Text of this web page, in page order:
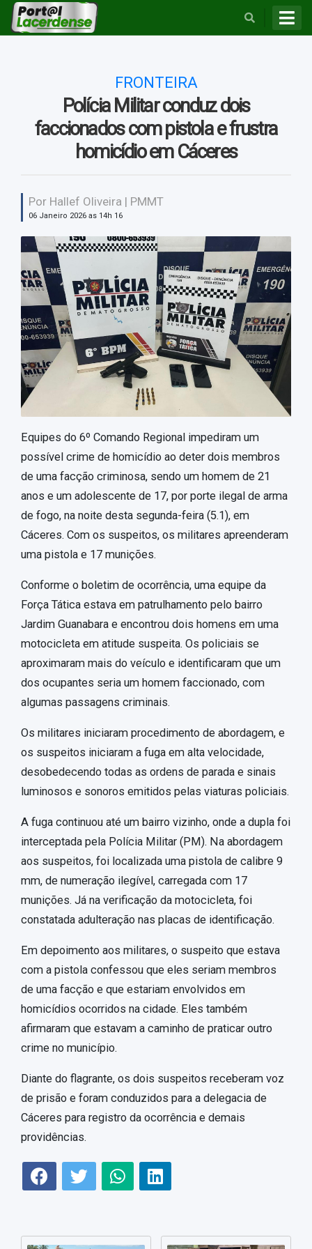
FRONTEIRA
Polícia Militar conduz dois
faccionados com pistola e frustra
homicídio em Cáceres
Por Hallef Oliveira | PMMT
06 Janeiro 2026 as 14h 16
Equipes do 6º Comando Regional impediram um
possível crime de homicídio ao deter dois membros
de uma facção criminosa, sendo um homem de 21
anos e um adolescente de 17, por porte ilegal de arma
de fogo, na noite desta segunda-feira (5.1), em
Cáceres. Com os suspeitos, os militares apreenderam
uma pistola e 17 munições.
Conforme o boletim de ocorrência, uma equipe da
Força Tática estava em patrulhamento pelo bairro
Jardim Guanabara e encontrou dois homens em uma
motocicleta em atitude suspeita. Os policiais se
aproximaram mais do veículo e identificaram que um
dos ocupantes seria um homem faccionado, com
algumas passagens criminais.
Os militares iniciaram procedimento de abordagem, e
os suspeitos iniciaram a fuga em alta velocidade,
desobedecendo todas as ordens de parada e sinais
luminosos e sonoros emitidos pelas viaturas policiais.
A fuga continuou até um bairro vizinho, onde a dupla foi
interceptada pela Polícia Militar (PM). Na abordagem
aos suspeitos, foi localizada uma pistola de calibre 9
mm, de numeração ilegível, carregada com 17
munições. Já na verificação da motocicleta, foi
constatada adulteração nas placas de identificação.
Em depoimento aos militares, o suspeito que estava
com a pistola confessou que eles seriam membros
de uma facção e que estariam envolvidos em
homicídios ocorridos na cidade. Eles também
afirmaram que estavam a caminho de praticar outro
crime no município.
Diante do flagrante, os dois suspeitos receberam voz
de prisão e foram conduzidos para a delegacia de
Cáceres para registro da ocorrência e demais
providências.